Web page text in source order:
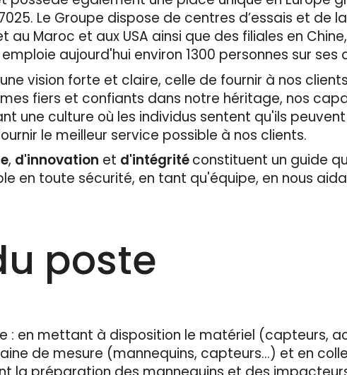
Le Groupe dispose de centres d’essais et de
au Maroc et aux USA ainsi que des filiales en
aujourd'hui environ 1300 personnes sur ses
vision forte et claire, celle de fournir à nos
fiers et confiants dans notre héritage, nos
une culture où les individus sentent qu'ils
le meilleur service possible à nos clients.
, d'innovation et d'intégritéconstituent un guide
en toute sécurité, en tant qu'équipe, en nous
poste
: en mettant à disposition le matériel (capteurs,
de mesure (mannequins, capteurs…) et en